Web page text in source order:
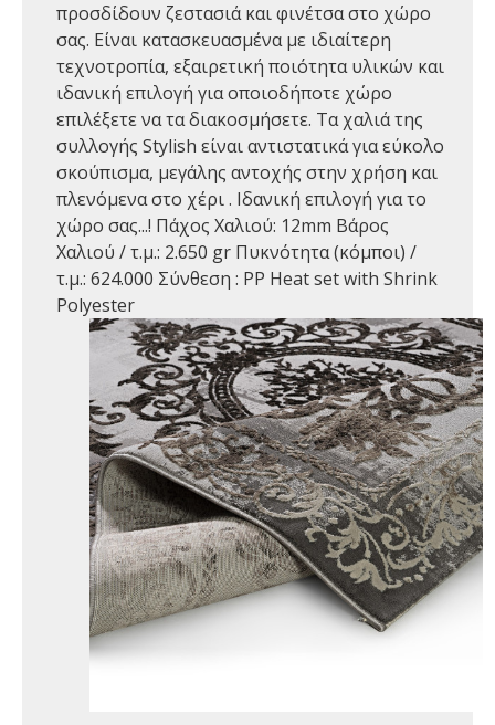
προσδίδουν ζεστασιά και φινέτσα στο χώρο
σας. Είναι κατασκευασμένα με ιδιαίτερη
τεχνοτροπία, εξαιρετική ποιότητα υλικών και
ιδανική επιλογή για οποιοδήποτε χώρο
επιλέξετε να τα διακοσμήσετε. Τα χαλιά της
συλλογής Stylish είναι αντιστατικά για εύκολο
σκούπισμα, μεγάλης αντοχής στην χρήση και
πλενόμενα στο χέρι . Ιδανική επιλογή για το
χώρο σας...! Πάχος Χαλιού: 12mm Βάρος
Χαλιού / τ.μ.: 2.650 gr Πυκνότητα (κόμποι) /
τ.μ.: 624.000 Σύνθεση : PP Heat set with Shrink
Polyester